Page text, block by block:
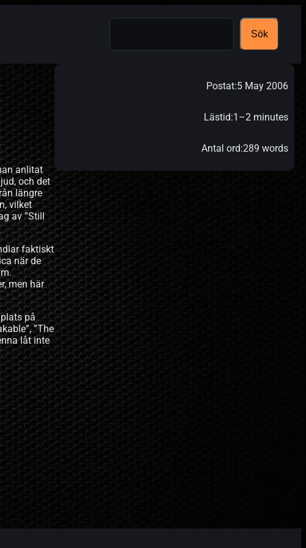
Search
Sök
anlitat
och det
längre
vilket
av ”Still
faktiskt
när de
men här
på
”The
låt inte
Postat:5 May 2006
Lästid:1–2 minutes
Antal ord:289 words